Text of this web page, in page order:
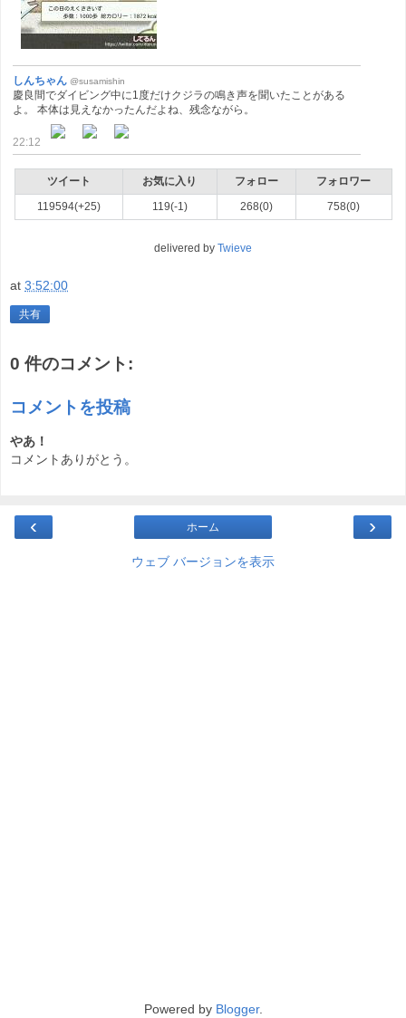
しんちゃん @susamishin
慶良間でダイビング中に1度だけクジラの鳴き声を聞いたことがある
よ。 本体は見えなかったんだよね、残念ながら。
22:12
ツイート お気に入り フォロー
フォロワー
119594(+25)
119(-1) 268(0) 758(0)
delivered by Twieve
at 3:52:00
共有
0 件のコメント:
コメントを投稿
やあ！
コメントありがとう。
‹ ›
ホーム
ウェブ バージョンを表示
Powered by Blogger.